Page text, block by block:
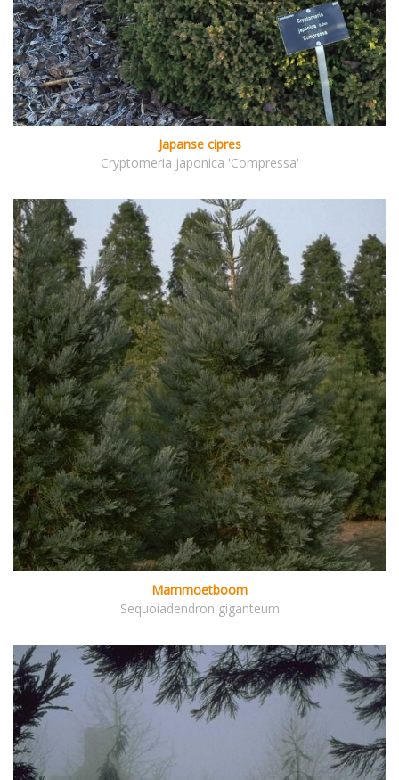
Japanse cipres
Cryptomeria japonica 'Compressa'
Mammoetboom
Sequoiadendron giganteum